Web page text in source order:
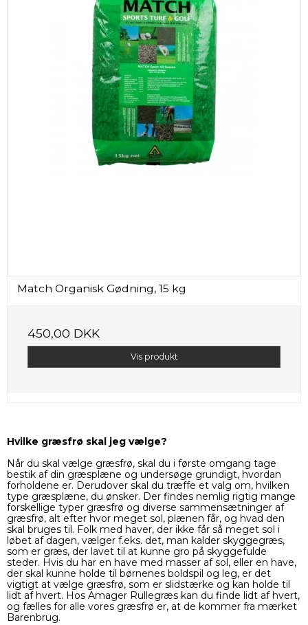
Match Organisk Gødning, 15 kg
450,00 DKK
Vis produkt
Hvilke græsfrø skal jeg vælge?
Når du skal vælge græsfrø, skal du i første omgang tage
bestik af din græsplæne og undersøge grundigt, hvordan
forholdene er. Derudover skal du træffe et valg om, hvilken
type græsplæne, du ønsker. Der findes nemlig rigtig mange
forskellige typer græsfrø og diverse sammensætninger af
græsfrø, alt efter hvor meget sol, plænen får, og hvad den
skal bruges til. Folk med haver, der ikke får så meget sol i
løbet af dagen, vælger f.eks. det, man kalder skyggegræs,
som er græs, der lavet til at kunne gro på skyggefulde
steder. Hvis du har en have med masser af sol, eller en have,
der skal kunne holde til børnenes boldspil og leg, er det
vigtigt at vælge græsfrø, som er slidstærke og kan holde til
lidt af hvert. Hos Amager Rullegræs kan du finde lidt af hvert,
og fælles for alle vores græsfrø er, at de kommer fra mærket
Barenbrug.